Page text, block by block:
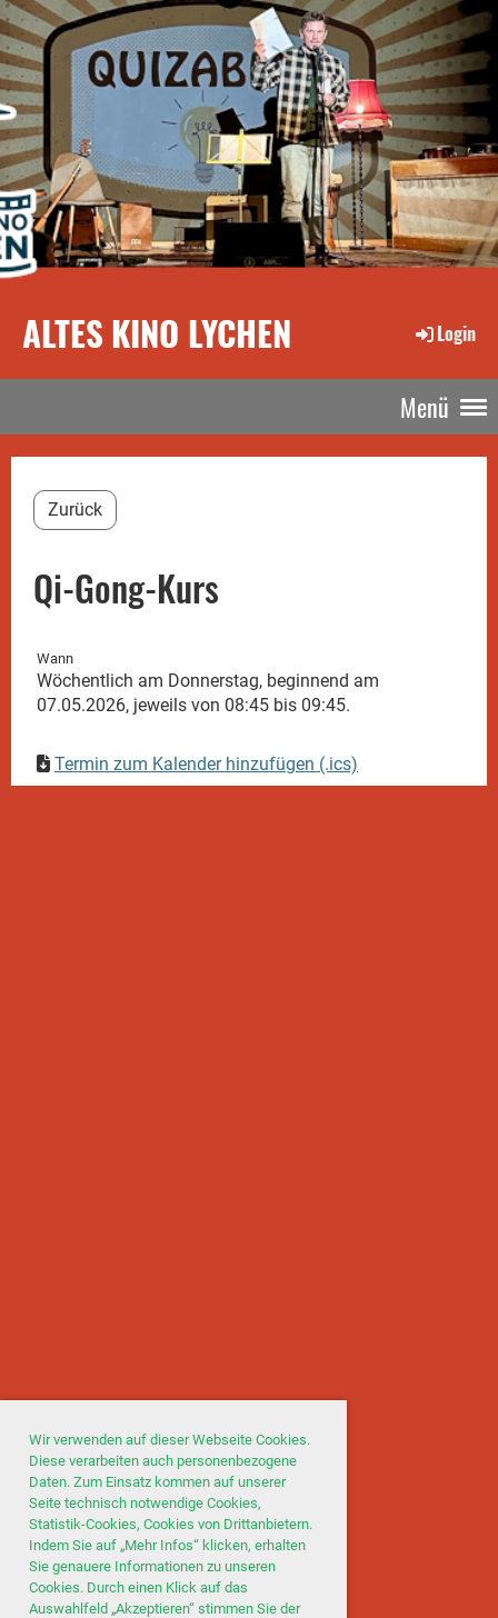
Wir verwenden auf dieser Webseite Cookies.
Diese verarbeiten auch personenbezogene
Daten. Zum Einsatz kommen auf unserer
Seite technisch notwendige Cookies,
Statistik-Cookies, Cookies von Drittanbietern.
Indem Sie auf „Mehr Infos“ klicken, erhalten
Sie genauere Informationen zu unseren
Cookies. Durch einen Klick auf das
Auswahlfeld „Akzeptieren“ stimmen Sie der
ALTES KINO LYCHEN Login
Menü
Zurück
Qi-Gong-Kurs
Wann
Wöchentlich am Donnerstag, beginnend am
07.05.2026, jeweils von 08:45 bis 09:45.
Termin zum Kalender hinzufügen (.ics)